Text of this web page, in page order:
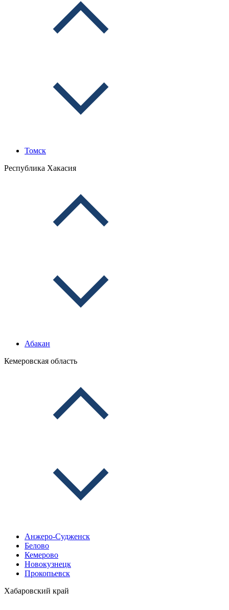
Томск
Республика Хакасия
Абакан
Кемеровская область
Анжеро-Судженск
Белово
Кемерово
Новокузнецк
Прокопьевск
Хабаровский край